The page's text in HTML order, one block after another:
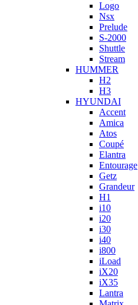
Logo
Nsx
Prelude
S-2000
Shuttle
Stream
HUMMER
H2
H3
HYUNDAI
Accent
Amica
Atos
Coupé
Elantra
Entourage
Getz
Grandeur
H1
i10
i20
i30
i40
i800
iLoad
iX20
iX35
Lantra